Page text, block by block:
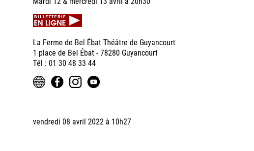
La Ferme de Bel Ébat Théâtre de Guyancourt
1 place de Bel Ébat - 78280 Guyancourt
Tél : 01 30 48 33 44
vendredi 08 avril 2022 à 10h27